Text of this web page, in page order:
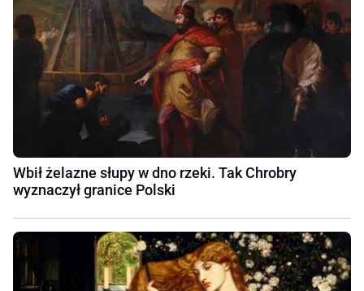
Wbił żelazne słupy w dno rzeki. Tak Chrobry
wyznaczył granice Polski